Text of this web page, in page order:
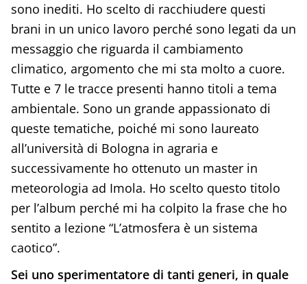
sono inediti. Ho scelto di racchiudere questi
brani in un unico lavoro perché sono legati da un
messaggio che riguarda il cambiamento
climatico, argomento che mi sta molto a cuore.
Tutte e 7 le tracce presenti hanno titoli a tema
ambientale. Sono un grande appassionato di
queste tematiche, poiché mi sono laureato
all’università di Bologna in agraria e
successivamente ho ottenuto un master in
meteorologia ad Imola. Ho scelto questo titolo
per l’album perché mi ha colpito la frase che ho
sentito a lezione “L’atmosfera è un sistema
caotico”.
Sei uno sperimentatore di tanti generi, in quale